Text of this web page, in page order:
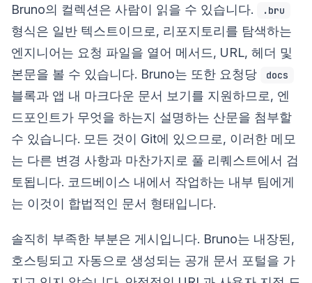
Bruno의 컬렉션은 사람이 읽을 수 있습니다. .bru
형식은 일반 텍스트이므로, 리포지토리를 탐색하는
엔지니어는 요청 파일을 열어 메서드, URL, 헤더 및
본문을 볼 수 있습니다. Bruno는 또한 요청당
docs
블록과 앱 내 마크다운 문서 보기를 지원하므로, 엔
드포인트가 무엇을 하는지 설명하는 산문을 첨부할
수 있습니다. 모든 것이 Git에 있으므로, 이러한 메모
는 다른 변경 사항과 마찬가지로 풀 리퀘스트에서 검
토됩니다. 코드베이스 내에서 작업하는 내부 팀에게
는 이것이 합법적인 문서 형태입니다.
솔직히 부족한 부분은 게시입니다. Bruno는 내장된,
호스팅되고 자동으로 생성되는 공개 문서 포털을 가